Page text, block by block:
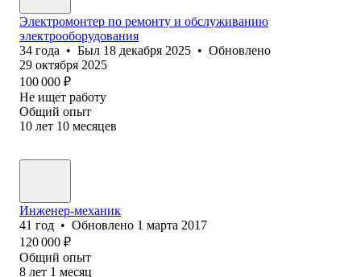
Электромонтер по ремонту и обслуживанию
электрооборудования
34 года • Был 18 декабря 2025 • Обновлено
29 октября 2025
100 000 ₽
Не ищет работу
Общий опыт
10 лет 10 месяцев
Инженер-механик
41 год • Обновлено 1 марта 2017
120 000 ₽
Общий опыт
8 лет 1 месяц